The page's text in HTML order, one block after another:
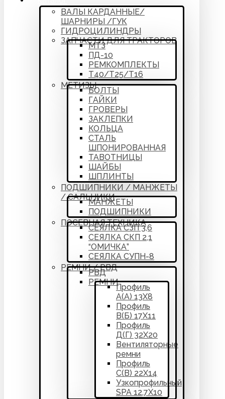
ВАЛЫ КАРДАННЫЕ/
ШАРНИРЫ /ГУК
ГИДРОЦИЛИНДРЫ
ЗАПЧАСТИ ДЛЯ ТРАКТОРОВ
МТЗ
ПД-10
РЕМКОМПЛЕКТЫ
Т40/Т25/Т16
МЕТИЗЫ
БОЛТЫ
ГАЙКИ
ГРОВЕРЫ
ЗАКЛЕПКИ
КОЛЬЦА
СТАЛЬ
ШПОНИРОВАННАЯ
ТАВОТНИЦЫ
ШАЙБЫ
ШПЛИНТЫ
ПОДШИПНИКИ / МАНЖЕТЫ
/ САЛЬНИКИ
МАНЖЕТЫ
ПОДШИПНИКИ
ПОСЕВНАЯ ТЕХНИКА
СЕЯЛКА СЗП 3,6
СЕЯЛКА СКП 2,1
“ОМИЧКА”
СЕЯЛКА СУПН-8
РЕМНИ / РВД
РВД
РЕМНИ
Профиль
А(А) 13Х8
Профиль
В(Б) 17Х11
Профиль
Д(Г) 32Х20
Вентиляторные
ремни
Профиль
С(В) 22Х14
Узкопрофильный
SPA 12,7Х10